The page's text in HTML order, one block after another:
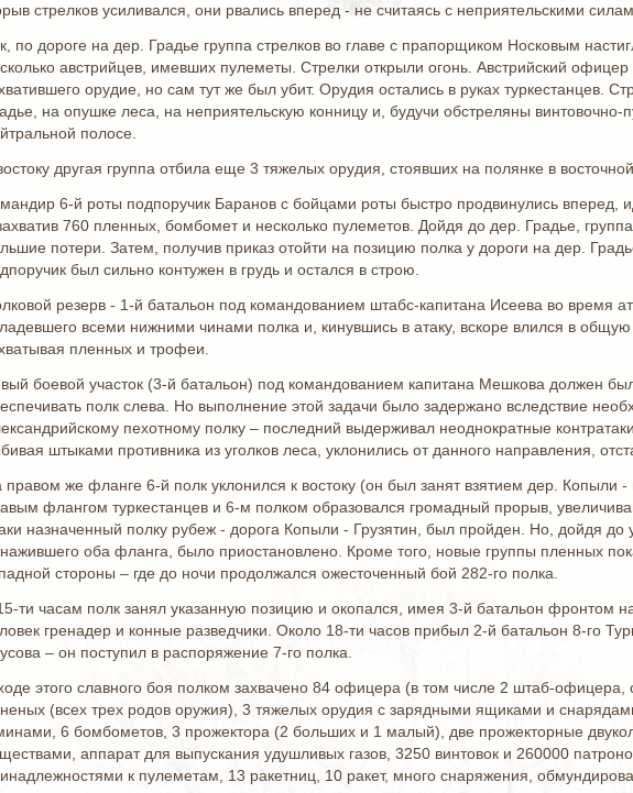
стрелков усиливался, они рвались вперед - не считаясь с неприятельскими
по дороге на дер. Градье группа стрелков во главе с прапорщиком Носковым
австрийцев, имевших пулеметы. Стрелки открыли огонь. Австрийский
орудие, но сам тут же был убит. Орудия остались в руках туркестанцев.
на опушке леса, на неприятельскую конницу и, будучи обстреляны
полосе.
другая группа отбила еще 3 тяжелых орудия, стоявших на полянке в
6-й роты подпоручик Баранов с бойцами роты быстро продвинулись вперед,
760 пленных, бомбомет и несколько пулеметов. Дойдя до дер. Градье,
потери. Затем, получив приказ отойти на позицию полка у дороги на дер.
был сильно контужен в грудь и остался в строю.
резерв - 1-й батальон под командованием штабс-капитана Исеева во время
всеми нижними чинами полка и, кинувшись в атаку, вскоре влился в
пленных и трофеи.
боевой участок (3-й батальон) под командованием капитана Мешкова должен
полк слева. Но выполнение этой задачи было задержано вследствие
пехотному полку – последний выдерживал неоднократные
штыками противника из уголков леса, уклонились от данного направления,
правом же фланге 6-й полк уклонился к востоку (он был занят взятием дер.
флангом туркестанцев и 6-м полком образовался громадный прорыв,
назначенный полку рубеж - дорога Копыли - Грузятин, был пройден. Но, дойдя
оба фланга, было приостановлено. Кроме того, новые группы пленных
стороны – где до ночи продолжался ожесточенный бой 282-го полка.
ти часам полк занял указанную позицию и окопался, имея 3-й батальон фронтом
гренадер и конные разведчики. Около 18-ти часов прибыл 2-й батальон 8-го
– он поступил в распоряжение 7-го полка.
этого славного боя полком захвачено 84 офицера (в том числе 2 штаб-
(всех трех родов оружия), 3 тяжелых орудия с зарядными ящиками и
6 бомбометов, 3 прожектора (2 больших и 1 малый), две прожекторные
аппарат для выпускания удушливых газов, 3250 винтовок и 260000
к пулеметам, 13 ракетниц, 10 ракет, много снаряжения,